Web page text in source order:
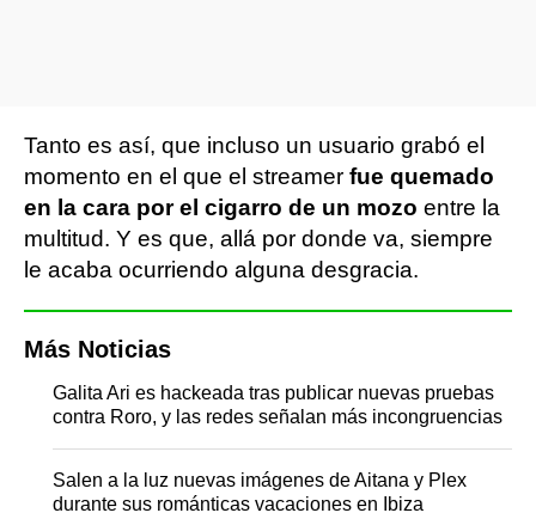
Tanto es así, que incluso un usuario grabó el
momento en el que el streamer fue quemado
en la cara por el cigarro de un mozo entre la
multitud. Y es que, allá por donde va, siempre
le acaba ocurriendo alguna desgracia.
Más Noticias
Galita Ari es hackeada tras publicar nuevas pruebas
contra Roro, y las redes señalan más incongruencias
Salen a la luz nuevas imágenes de Aitana y Plex
durante sus románticas vacaciones en Ibiza